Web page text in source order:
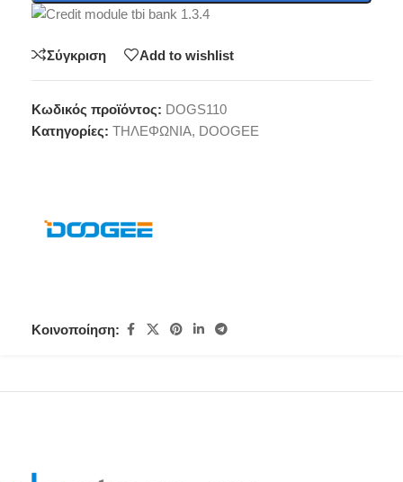
Σύγκριση Add to wishlist
Κωδικός προϊόντος: DOGS110
Κατηγορίες: ΤΗΛΕΦΩΝΙΑ, DOOGEE
Κοινοποίηση: